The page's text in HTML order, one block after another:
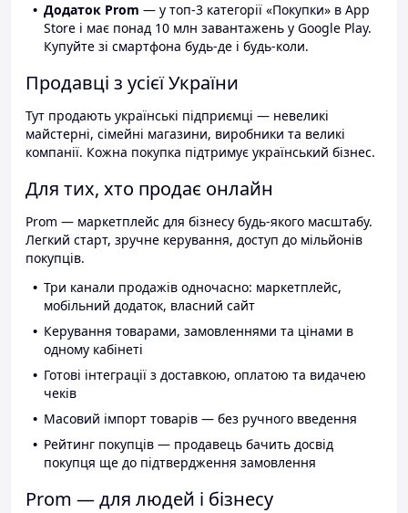
Додаток Prom — у топ-3 категорії «Покупки» в App
Store і має понад 10 млн завантажень у Google Play.
Купуйте зі смартфона будь-де і будь-коли.
Продавці з усієї України
Тут продають українські підприємці — невеликі
майстерні, сімейні магазини, виробники та великі
компанії. Кожна покупка підтримує український бізнес.
Для тих, хто продає онлайн
Prom — маркетплейс для бізнесу будь-якого масштабу.
Легкий старт, зручне керування, доступ до мільйонів
покупців.
Три канали продажів одночасно: маркетплейс,
мобільний додаток, власний сайт
Керування товарами, замовленнями та цінами в
одному кабінеті
Готові інтеграції з доставкою, оплатою та видачею
чеків
Масовий імпорт товарів — без ручного введення
Рейтинг покупців — продавець бачить досвід
покупця ще до підтвердження замовлення
Prom — для людей і бізнесу